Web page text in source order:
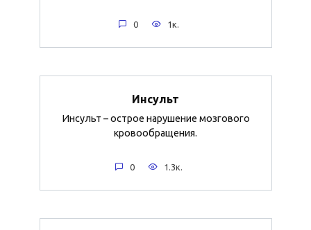
0 1к.
Инсульт
Инсульт – острое нарушение мозгового
кровообращения.
0 1.3к.